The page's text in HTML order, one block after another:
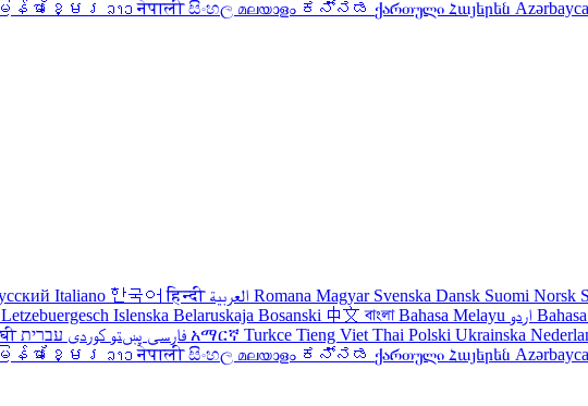
မြန်မာ ខ្មែរ ລາວनेपालीසිංහල മലയാളം ಕನ್ನಡ ქართული Հայերեն
Italiano 한국어हिन्दी Romana Magyar Svenska Dansk Suomi Norsk
Letzebuergesch Islenska Belaruskaja Bosanski 中文বাংলাBahasa Melayu
فارسی پښتو کوردی አማርኛ Turkce Tieng Viet Thai Polski Ukrainska
မြန်မာ ខ្មែរ ລາວनेपालीසිංහල മലയാളം ಕನ್ನಡ ქართული Հայերեն